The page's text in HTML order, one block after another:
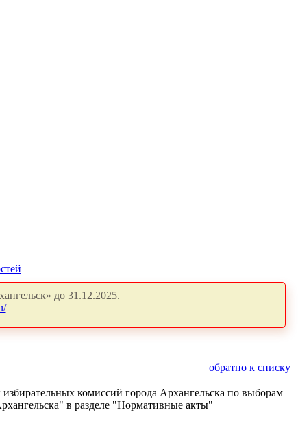
до 31.12.2025.
обратно к списку
комиссий города Архангельска по выборам
в разделе "Нормативные акты"